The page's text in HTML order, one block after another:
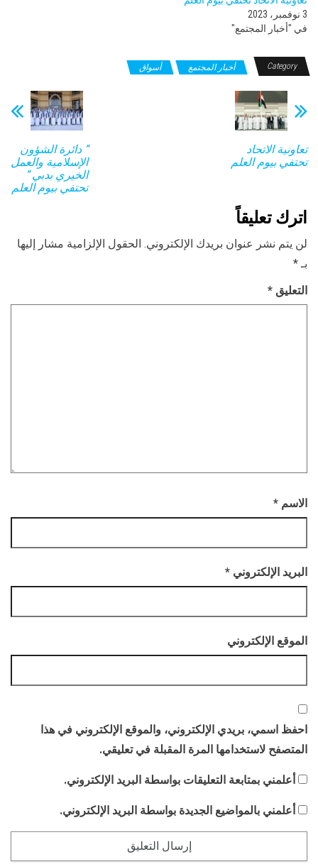
3 نوفمبر، 2023
في "أخبار المجتمع"
Category أخبار المجتمع أسواق
” دائرة الشؤون
الإسلامية والعمل
الخيري بدبي ”
تحتفي بيوم العلم
تعاونية الاتحاد
تحتفي بيوم العلم
اترك تعليقاً
لن يتم نشر عنوان بريدك الإلكتروني. الحقول الإلزامية مشار إليها
بـ *
التعليق *
الاسم *
البريد الإلكتروني *
الموقع الإلكتروني
احفظ اسمي، بريدي الإلكتروني، والموقع الإلكتروني في هذا
المتصفح لاستخدامها المرة المقبلة في تعليقي.
أعلمني بمتابعة التعليقات بواسطة البريد الإلكتروني.
أعلمني بالمواضيع الجديدة بواسطة البريد الإلكتروني.